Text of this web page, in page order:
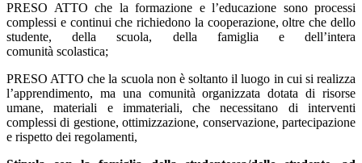
PRESO ATTO che la formazione e l’educazione sono processi
complessi e continui che richiedono la cooperazione, oltre che dello
studente, della scuola, della famiglia e dell’intera
comunità scolastica;
PRESO ATTO che la scuola non è soltanto il luogo in cui si realizza
l’apprendimento, ma una comunità organizzata dotata di risorse
umane, materiali e immateriali, che necessitano di interventi
complessi di gestione, ottimizzazione, conservazione, partecipazione
e rispetto dei regolamenti,